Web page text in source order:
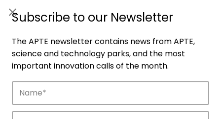
Subscribe to our Newsletter
The APTE newsletter contains news from APTE,
science and technology parks, and the most
important innovation calls of the month.